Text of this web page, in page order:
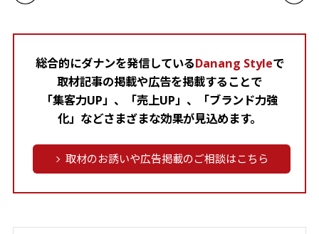
総合的にダナンを発信しているDanang Styleで
取材記事の掲載や広告を掲載することで
「集客力UP」、「売上UP」、「ブランド力強
化」などさまざまな効果が見込めます。
取材のお誘いや広告掲載のご相談はこちら